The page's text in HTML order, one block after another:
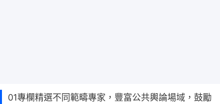
01專欄精選不同範疇專家，豐富公共輿論場域，鼓勵